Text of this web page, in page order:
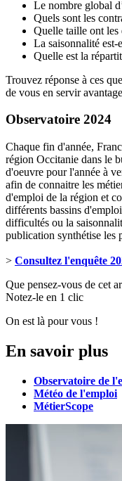
Le nombre global
Quels sont les
Quelle taille ont les
La saisonnalité
Quelle est la
Trouvez réponse à ces
de vous en servir
Observatoire 2024
Chaque fin d'année,
région Occitanie dans le
d'oeuvre pour l'année à
afin de connaitre les
d'emploi de la région et
différents bassins
difficultés ou la
publication synthétise les
> Consultez l'enquête
Que pensez-vous de cet
Notez-le en 1 clic
On est là pour vous !
En savoir plus
Observatoire de
Météo de l'emploi
MétierScope